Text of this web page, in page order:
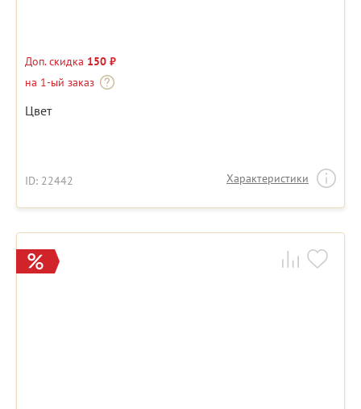
Доп. скидка 150 ₽
на 1-ый заказ
Цвет
ID: 22442 Характеристики